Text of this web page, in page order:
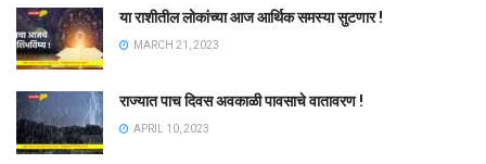
या राशीतील लोकांच्या आज आर्थिक समस्या सुटणार !
MARCH 21, 2023
राज्यात पाच दिवस अवकाळी पावसाचे वातावरण !
APRIL 10, 2023